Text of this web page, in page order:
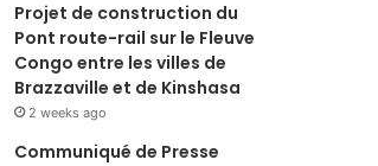
Projet de construction du
Pont route-rail sur le Fleuve
Congo entre les villes de
Brazzaville et de Kinshasa
2 weeks ago
Communiqué de Presse